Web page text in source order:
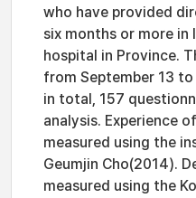
who have provided
six months or more in
hospital in Province.
from September 13
in total, 157
analysis. Experience
measured using the
Geumjin Cho(2014).
measured using the